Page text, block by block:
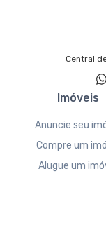
Central
Imóveis
Anuncie seu
Compre um
Alugue um